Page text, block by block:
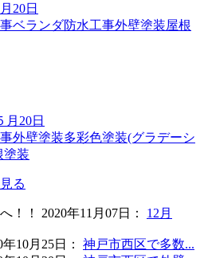
20日
ベランダ防水工事外壁塗装屋根
月20日
外壁塗装多彩色塗装(グラデーシ
塗装
る
！！ 2020年11月07日 ：
12月
年10月25日 ：
神戸市西区で多数...